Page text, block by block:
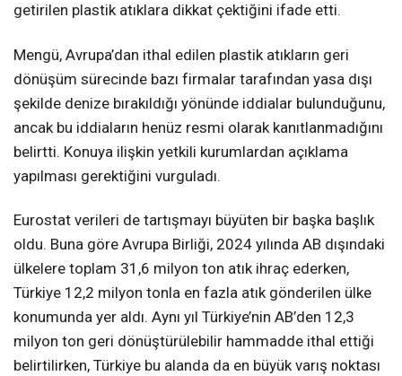
getirilen plastik atıklara dikkat çektiğini ifade etti.
Mengü, Avrupa’dan ithal edilen plastik atıkların geri
dönüşüm sürecinde bazı firmalar tarafından yasa dışı
şekilde denize bırakıldığı yönünde iddialar bulunduğunu,
ancak bu iddiaların henüz resmi olarak kanıtlanmadığını
belirtti. Konuya ilişkin yetkili kurumlardan açıklama
yapılması gerektiğini vurguladı.
Eurostat verileri de tartışmayı büyüten bir başka başlık
oldu. Buna göre Avrupa Birliği, 2024 yılında AB dışındaki
ülkelere toplam 31,6 milyon ton atık ihraç ederken,
Türkiye 12,2 milyon tonla en fazla atık gönderilen ülke
konumunda yer aldı. Aynı yıl Türkiye’nin AB’den 12,3
milyon ton geri dönüştürülebilir hammadde ithal ettiği
belirtilirken, Türkiye bu alanda da en büyük varış noktası